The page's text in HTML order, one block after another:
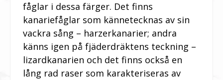
fåglar i dessa färger. Det finns
kanariefåglar som kännetecknas av sin
vackra sång – harzerkanarier; andra
känns igen på fjäderdräktens teckning –
lizardkanarien och det finns också en
lång rad raser som karakteriseras av